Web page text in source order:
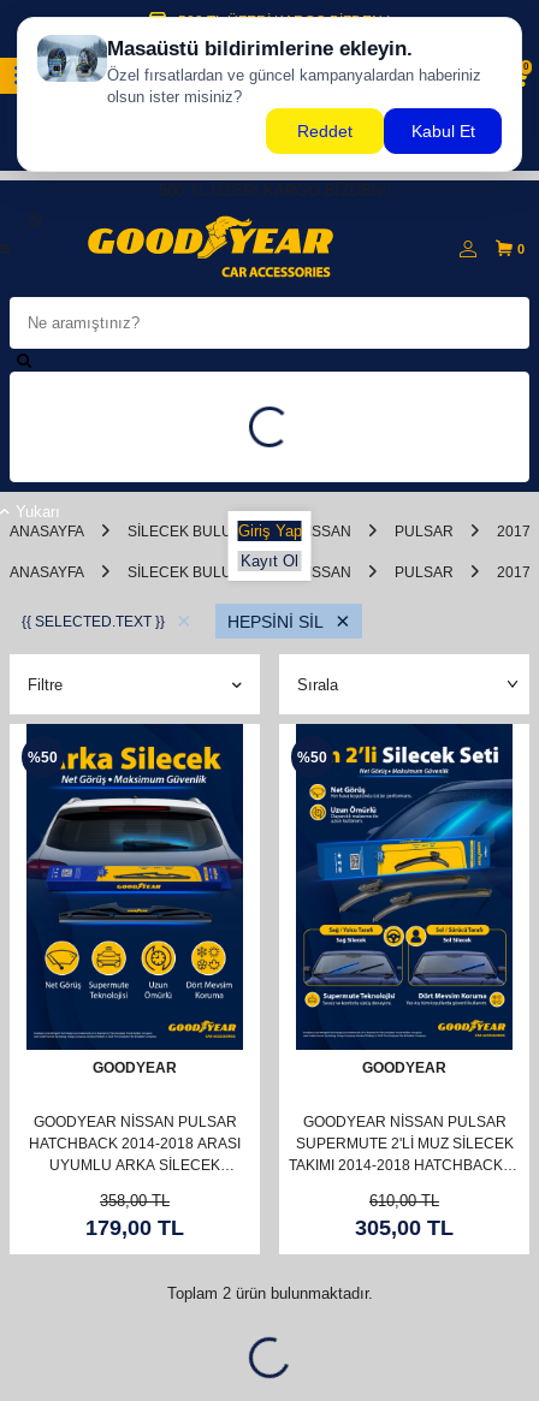
500 TL ÜZERİ KARGO BİZDEN !
0
500 TL ÜZERİ KARGO BİZDEN !
Giriş Yap
Kayıt Ol
0
Yukarı
ANASAYFA SILECEK BULUCU NISSAN PULSAR 2017
ANASAYFA SILECEK BULUCU NISSAN PULSAR 2017
{{ SELECTED.TEXT }} × HEPSİNİ SİL ×
Filtre
%50
GOODYEAR
GOODYEAR NISSAN PULSAR
HATCHBACK 2014-2018 ARASI
UYUMLU ARKA SILECEK
358,00TL
179,00 TL
%50
GOODYEAR
GOODYEAR NISSAN PULSAR
SUPERMUTE 2'LI MUZ SILECEK
TAKIMI 2014-2018 HATCHBACK (5
610,00TL
305,00 TL
Toplam 2ürün bulunmaktadır.